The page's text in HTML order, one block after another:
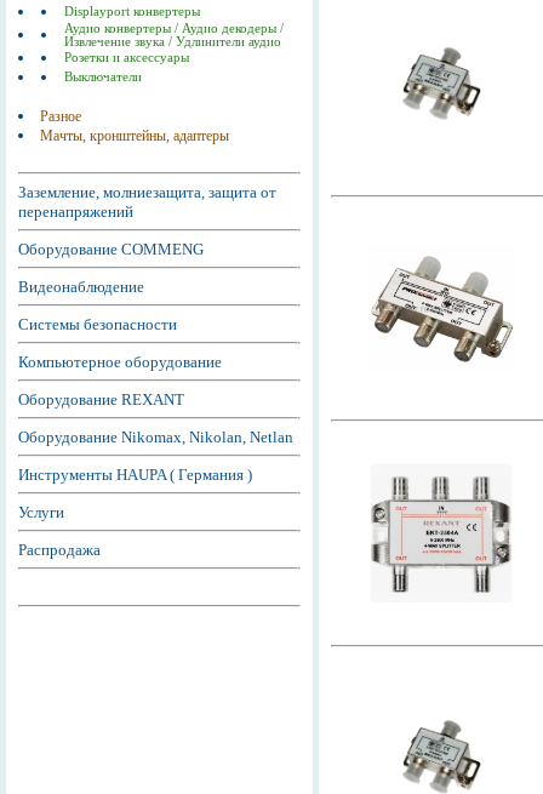
Displayport конвертеры
Аудио конвертеры / Аудио декодеры /
Извлечение звука / Удлинители аудио
Розетки и аксессуары
Выключатели
Разное
Мачты, кронштейны, адаптеры
Заземление, молниезащита, защита от
перенапряжений
Оборудование COMMENG
Видеонаблюдение
Системы безопасности
Компьютерное оборудование
Оборудование REXANT
Оборудование Nikomax, Nikolan, Netlan
Инструменты HAUPA ( Германия )
Услуги
Распродажа